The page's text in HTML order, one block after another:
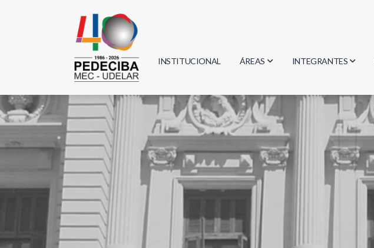
INSTITUCIONAL ÁREAS
Biología
Física
Geociencias
Informática
Matemática
INTEGRANTES
Investigadores
Estudiantes
Egresados